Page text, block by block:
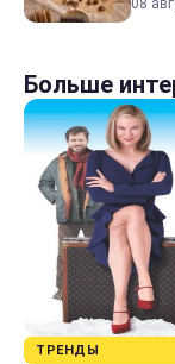
Больше
ТРЕНДЫ